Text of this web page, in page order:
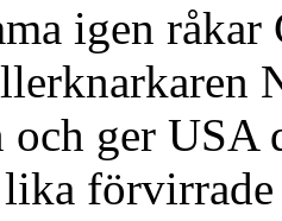
igen
och ger